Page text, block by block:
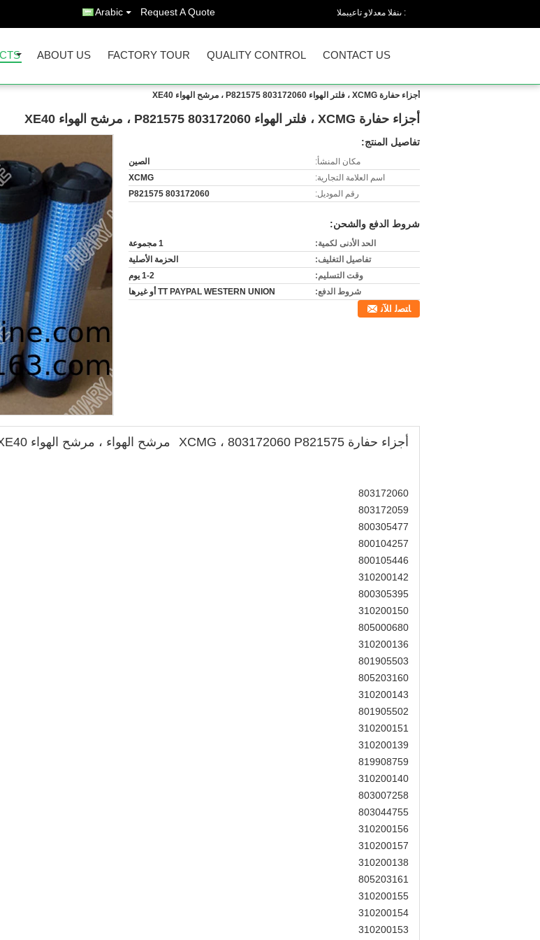
المبيعات والدعم الفنى : Request A Quote
Arabic
ABOUT US FACTORY TOUR QUALITY CONTROL CONTACT US
أجزاء حفارة XCMG ، فلتر الهواء 803172060 P821575 ، مرشح الهواء XE40
أجزاء حفارة XCMG ، فلتر الهواء 803172060 P821575 ، مرشح الهواء XE40
تفاصيل المنتج:
مكان المنشأ:
الصين
اسم العلامة التجارية:
XCMG
رقم الموديل:
803172060 P821575
شروط الدفع والشحن:
الحد الأدنى لكمية:
1 مجموعة
تفاصيل التغليف:
الحزمة الأصلية
وقت التسليم:
1-2 يوم
شروط الدفع:
TT PAYPAL WESTERN UNION أو غيرها
ﺎﺘﺼﻟ ﺍﻶﻧ
أجزاء حفارة XCMG ، 803172060 P821575 مرشح الهواء ، مرشح الهواء XE40
803172060
803172059
800305477
800104257
800105446
310200142
800305395
310200150
805000680
310200136
801905503
805203160
310200143
801905502
310200151
310200139
819908759
310200140
803007258
803044755
310200156
310200157
310200138
805203161
310200155
310200154
310200153